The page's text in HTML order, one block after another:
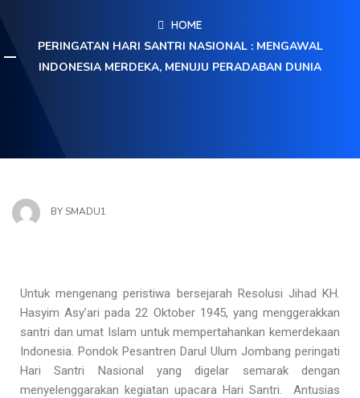
HOME
PERINGATAN HARI SANTRI NASIONAL : MENGAWAL
INDONESIA MERDEKA, MENUJU PERADABAN DUNIA
BY SMADU1
Untuk mengenang peristiwa bersejarah Resolusi Jihad KH.
Hasyim Asy’ari pada 22 Oktober 1945, yang menggerakkan
santri dan umat Islam untuk mempertahankan kemerdekaan
Indonesia. Pondok Pesantren Darul Ulum Jombang peringati
Hari Santri Nasional yang digelar semarak dengan
menyelenggarakan kegiatan upacara Hari Santri. Antusias